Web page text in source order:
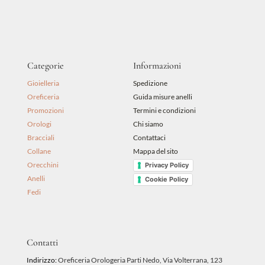
Categorie
Gioielleria
Oreficeria
Promozioni
Orologi
Bracciali
Collane
Orecchini
Anelli
Fedi
Informazioni
Spedizione
Guida misure anelli
Termini e condizioni
Chi siamo
Contattaci
Mappa del sito
Privacy Policy
Cookie Policy
Contatti
Indirizzo:Oreficeria Orologeria Parti Nedo, Via Volterrana, 123